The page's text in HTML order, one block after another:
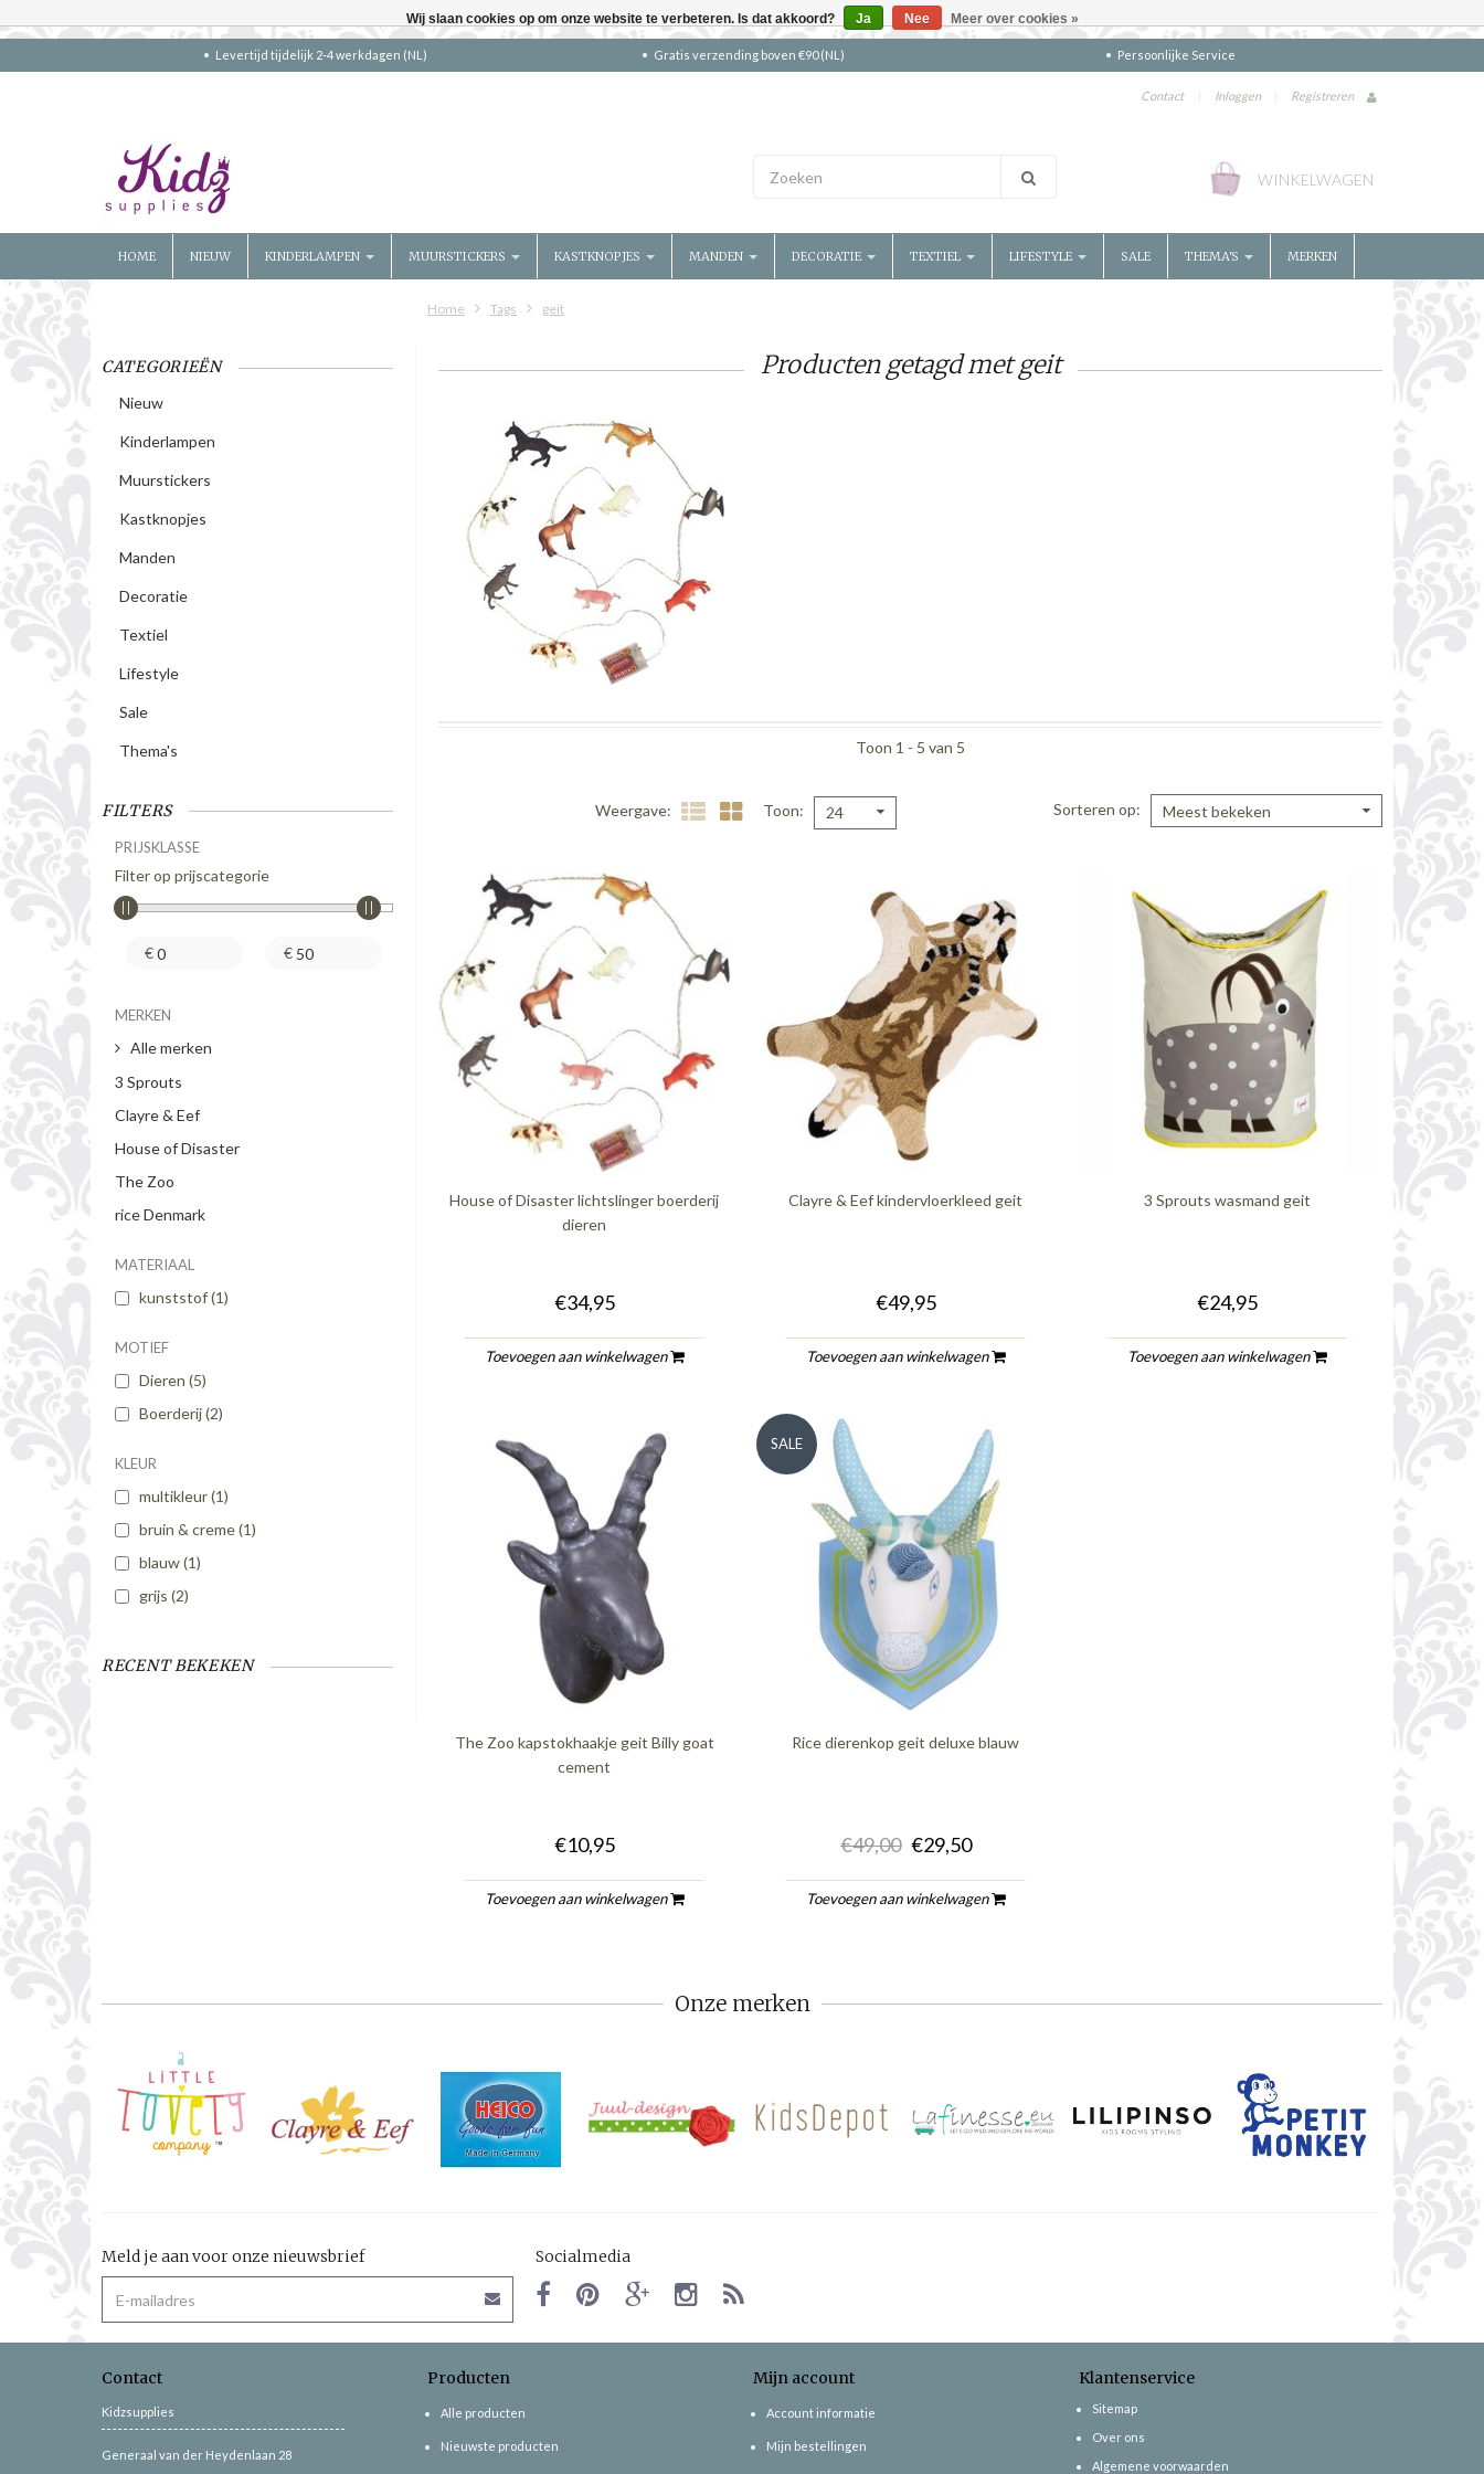
Levertijd tijdelijk 2-4 werkdagen (NL) Gratis verzending boven €90 (NL) Persoonlijke Service
Contact | Inloggen | Registreren
WINKELWAGEN
HOME NIEUW KINDERLAMPEN MUURSTICKERS KASTKNOPJES MANDEN DECORATIE TEXTIEL LIFESTYLE SALE THEMA'S MERKEN
Home Tags geit
CATEGORIEËN
Nieuw
Kinderlampen
Muurstickers
Kastknopjes
Manden
Decoratie
Textiel
Lifestyle
Sale
Thema's
FILTERS
PRIJSKLASSE
Filter op prijscategorie
€ €
MERKEN
Alle merken
3 Sprouts
Clayre & Eef
House of Disaster
The Zoo
rice Denmark
MATERIAAL
kunststof(1)
MOTIEF
Dieren (5)
Boerderij(2)
KLEUR
multikleur(1)
bruin & creme(1)
blauw(1)
grijs (2)
RECENT BEKEKEN
Producten getagd met geit
Toon 1 - 5 van 5
Weergave Toon 24 Sorteren op Meest bekeken
House of Disaster lichtslinger boerderij
dieren
€34,95
Toevoegen aan winkelwagen
Clayre & Eef kindervloerkleed geit
€49,95
Toevoegen aan winkelwagen
3 Sprouts wasmand geit
€24,95
Toevoegen aan winkelwagen
The Zoo kapstokhaakje geit Billy goat
cement
€10,95
Toevoegen aan winkelwagen
SALE
Rice dierenkop geit deluxe blauw
€49,00 €29,50
Toevoegen aan winkelwagen
Onze merken
Meld je aan voor onze nieuwsbrief Socialmedia
Contact
Kidzsupplies
Generaal van der Heydenlaan 28
Producten
Alle producten
Nieuwste producten
Mijn account
Account informatie
Mijn bestellingen
Klantenservice
Sitemap
Over ons
Algemene voorwaarden
Wij slaan cookies op om onze website te verbeteren. Is dat akkoord? Ja Nee Meer over cookies »